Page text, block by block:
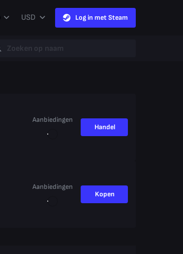
USD
Log in met Steam
Aanbiedingen
Handel
Aanbiedingen
Kopen